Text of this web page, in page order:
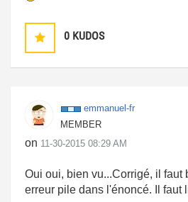
0 KUDOS
emmanuel-fr
MEMBER
on ‎11-30-2015 08:29 AM
Oui oui, bien vu...Corrigé, il faut
erreur pile dans l'énoncé. Il faut